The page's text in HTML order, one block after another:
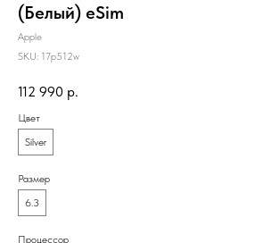
(Белый) eSim
Apple
SKU: 17p512w
112 990 р.
Цвет
Silver
Размер
6.3
Процессор